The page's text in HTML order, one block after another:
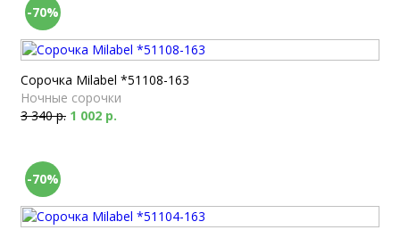
-70%
Сорочка Milabel *51108-163
Ночные сорочки
3 340 р. 1 002 р.
-70%